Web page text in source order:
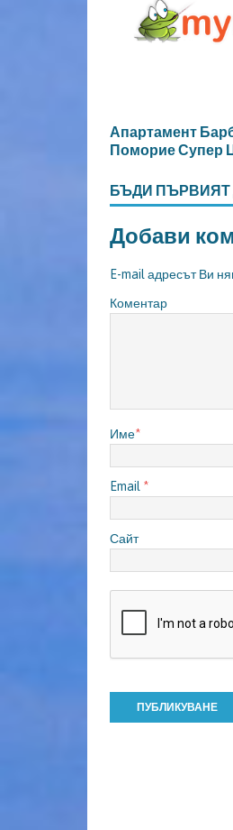
Апартамент
Поморие Супер
БЪДИ ПЪРВИЯТ
Добави
E-mail адресът Ви
Коментар
Име*
Email *
Сайт